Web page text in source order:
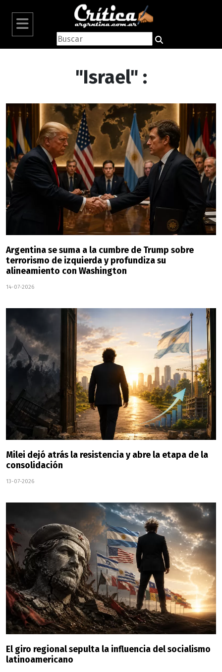
"Israel" :
Argentina se suma a la cumbre de Trump sobre
terrorismo de izquierda y profundiza su
alineamiento con Washington
14-07-2026
Milei dejó atrás la resistencia y abre la etapa de la
consolidación
13-07-2026
El giro regional sepulta la influencia del socialismo
latinoamericano